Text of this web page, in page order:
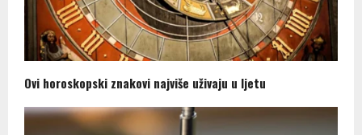
Ovi horoskopski znakovi najviše uživaju u ljetu